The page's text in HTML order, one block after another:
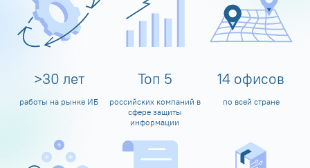
>30 лет
работы на рынке ИБ
Топ 5
российских компаний в
сфере защиты
информации
14 офисов
по всей стране